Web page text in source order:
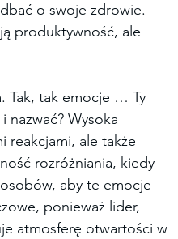
o swoje zdrowie.
produktywność, ale
Tak, tak emocje … Ty
nazwać? Wysoka
reakcjami, ale także
rozróżniania, kiedy
aby te emocje
ponieważ lider,
atmosferę otwartości w